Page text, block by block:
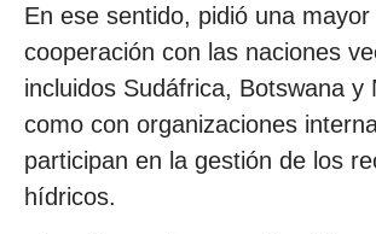
En ese sentido, pidió una
cooperación con las naciones
incluidos Sudáfrica, Botswana y
como con organizaciones
participan en la gestión de los
hídricos.